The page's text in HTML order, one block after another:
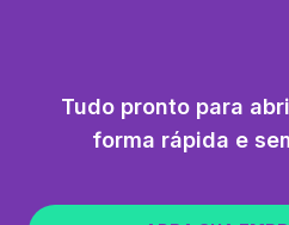
Tudo pronto para
forma rápida e